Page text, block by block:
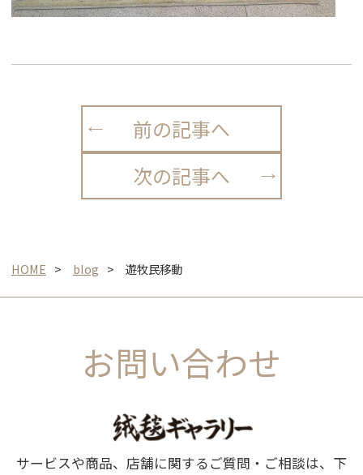
前の記事へ
次の記事へ
HOME blog 遊牧民移動
お問い合わせ
サービスや商品、店舗に関するご質問・ご相談は、下